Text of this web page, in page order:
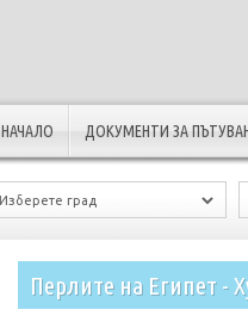
НАЧАЛО ДОКУМЕНТИ ЗА
Перлите на Египет -